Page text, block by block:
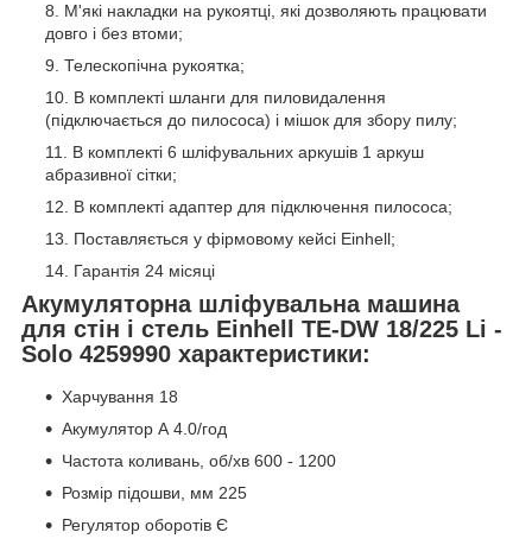
М'які накладки на рукоятці, які дозволяють працювати
довго і без втоми;
Телескопічна рукоятка;
В комплекті шланги для пиловидалення
(підключається до пилососа) і мішок для збору пилу;
В комплекті 6 шліфувальних аркушів 1 аркуш
абразивної сітки;
В комплекті адаптер для підключення пилососа;
Поставляється у фірмовому кейсі Einhell;
Гарантія 24 місяці
Акумуляторна шліфувальна машина
для стін і стель Einhell TE-DW 18/225 Li -
Solo 4259990 характеристики:
Харчування 18
Акумулятор А 4.0/год
Частота коливань, об/хв 600 - 1200
Розмір підошви, мм 225
Регулятор оборотів Є